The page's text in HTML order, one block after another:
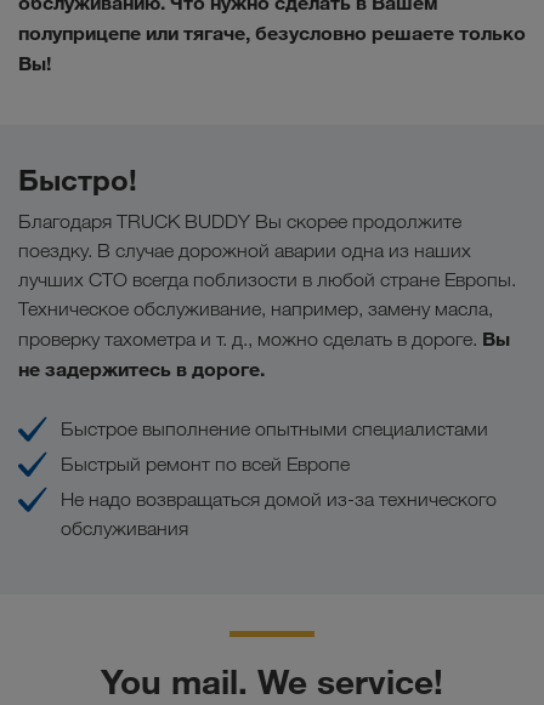
полуприцепе или тягаче, безусловно решаете только
Вы!
Быстро!
Благодаря TRUCK BUDDY Вы скорее продолжите
поездку. В случае дорожной аварии одна из наших
лучших СТО всегда поблизости в любой стране Европы.
Техническое обслуживание, например, замену масла,
проверку тахометра и т. д., можно сделать в дороге. Вы
не задержитесь в дороге.
Быстрое выполнение опытными специалистами
Быстрый ремонт по всей Европе
Не надо возвращаться домой из-за технического
обслуживания
You mail. We service!